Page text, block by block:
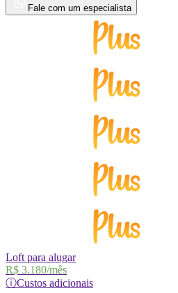
Fale com um especialista
Loft para alugar
R$ 3.180/mês
ⓘCustos adicionais